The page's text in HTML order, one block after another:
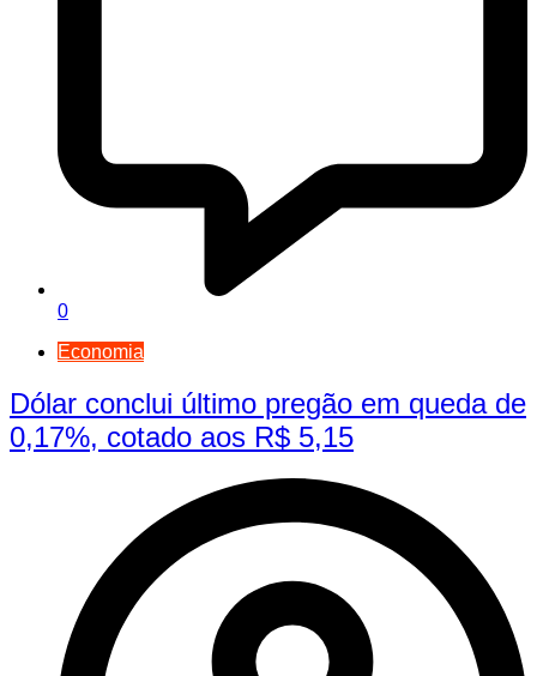
0
Economia
Dólar conclui último pregão em queda de
0,17%, cotado aos R$ 5,15